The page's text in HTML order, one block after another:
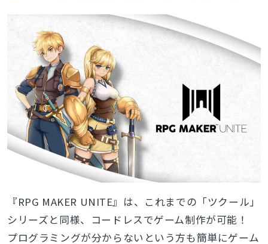
『RPG MAKER UNITE』は、これまでの「ツクール」
シリーズと同様、コードレスでゲーム制作が可能！
プログラミングが分からないという方も簡単にゲーム